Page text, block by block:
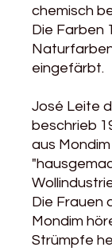
chemisch
Die Farben
eingefärbt.
José Leite
beschrieb
aus
Die Frauen
Mondim
Strümpfe